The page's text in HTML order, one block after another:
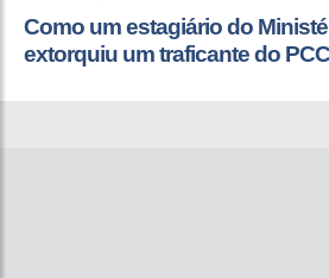
Como um estagiário do
extorquiu um traficante do